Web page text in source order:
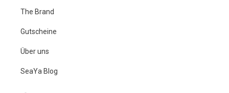
The Brand
Gutscheine
Über uns
SeaYa Blog